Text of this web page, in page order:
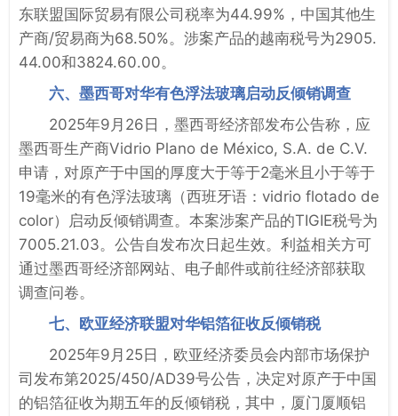
东联盟国际贸易有限公司税率为44.99%，中国其他生
产商/贸易商为68.50%。涉案产品的越南税号为2905.
44.00和3824.60.00。
六、墨西哥对华有色浮法玻璃启动反倾销调查
2025年9月26日，墨西哥经济部发布公告称，应
墨西哥生产商Vidrio Plano de México, S.A. de C.V.
申请，对原产于中国的厚度大于等于2毫米且小于等于
19毫米的有色浮法玻璃（西班牙语：vidrio flotado de
color）启动反倾销调查。本案涉案产品的TIGIE税号为
7005.21.03。公告自发布次日起生效。利益相关方可
通过墨西哥经济部网站、电子邮件或前往经济部获取
调查问卷。
七、欧亚经济联盟对华铝箔征收反倾销税
2025年9月25日，欧亚经济委员会内部市场保护
司发布第2025/450/AD39号公告，决定对原产于中国
的铝箔征收为期五年的反倾销税，其中，厦门厦顺铝